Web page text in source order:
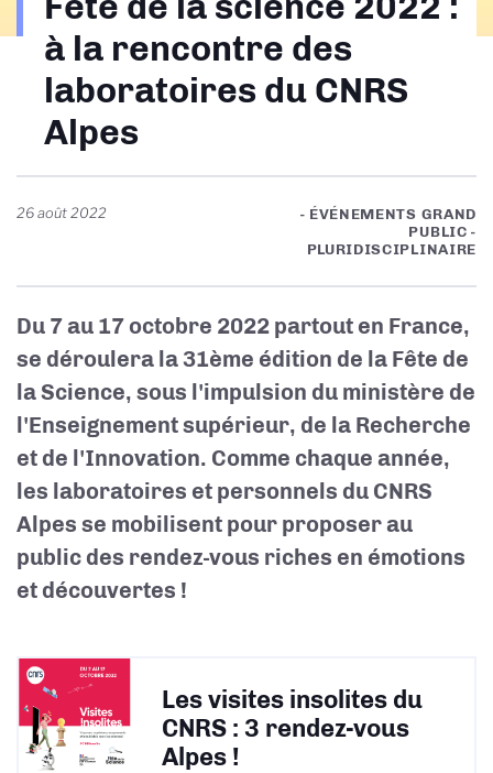
à la rencontre des
laboratoires du CNRS
Alpes
26 août 2022
- ÉVÉNEMENTS GRAND
PUBLIC -
PLURIDISCIPLINAIRE
Du 7 au 17 octobre 2022 partout en France,
se déroulera la 31ème édition de la Fête de
la Science, sous l'impulsion du ministère de
l'Enseignement supérieur, de la Recherche
et de l'Innovation. Comme chaque année,
les laboratoires et personnels du CNRS
Alpes se mobilisent pour proposer au
public des rendez-vous riches en émotions
et découvertes !
Les visites insolites du
CNRS : 3 rendez-vous
Alpes !